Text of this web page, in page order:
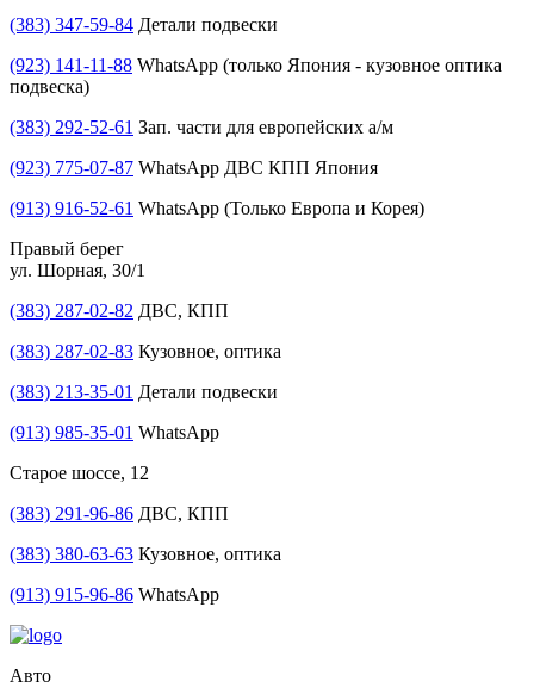
(383) 347-59-84 Детали подвески
(923) 141-11-88 WhatsApp (только Япония - кузовное оптика
подвеска)
(383) 292-52-61 Зап. части для европейских а/м
(923) 775-07-87 WhatsApp ДВС КПП Япония
(913) 916-52-61 WhatsApp (Только Европа и Корея)
Правый берег
ул. Шорная, 30/1
(383) 287-02-82 ДВС, КПП
(383) 287-02-83 Кузовное, оптика
(383) 213-35-01 Детали подвески
(913) 985-35-01 WhatsApp
Старое шоссе, 12
(383) 291-96-86 ДВС, КПП
(383) 380-63-63 Кузовное, оптика
(913) 915-96-86 WhatsApp
Авто